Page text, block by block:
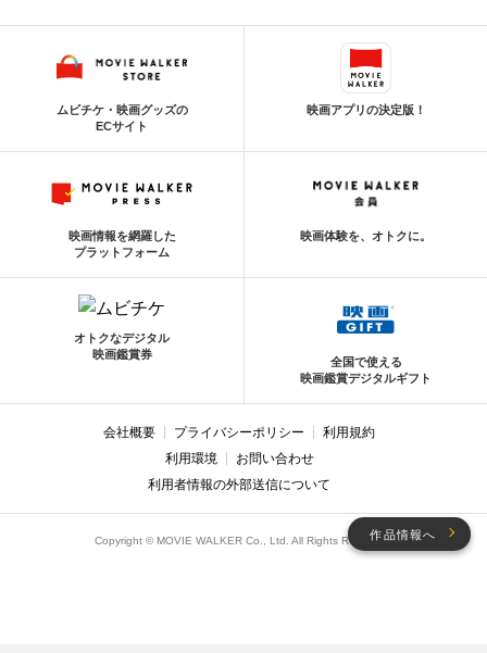
作品情報へ
ムビチケ・映画グッズの
ECサイト
映画アプリの決定版！
映画情報を網羅した
プラットフォーム
映画体験を、オトクに。
オトクなデジタル
映画鑑賞券
全国で使える
映画鑑賞デジタルギフト
会社概要 プライバシーポリシー
利用規約
利用環境
お問い合わせ
利用者情報の外部送信について
Copyright © MOVIE WALKER Co., Ltd. All Rights Reserved.